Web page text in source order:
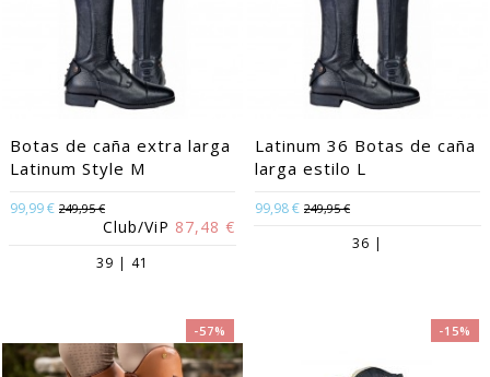
Botas de caña extra larga
Latinum Style M
99,99 € 249,95 €
Club/ViP 87,48 €
39 | 41
Latinum 36 Botas de caña
larga estilo L
99,98 € 249,95 €
36 |
-57% -15%